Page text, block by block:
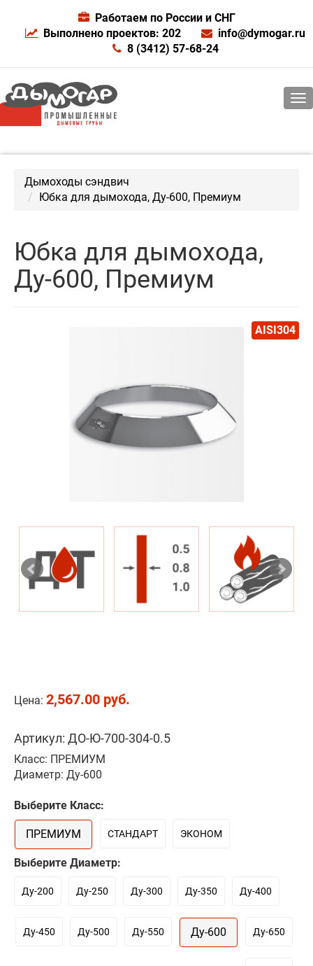
Работаем по России и СНГ
Выполнено проектов: 202
info@dymogar.ru
8 (3412) 57-68-24
Дымоходы сэндвич
Юбка для дымохода, Ду-600, Премиум
Юбка для дымохода,
Ду-600, Премиум
AISI304
Цена: 2,567.00 руб.
Артикул: ДО-Ю-700-304-0.5
Класс: ПРЕМИУМ
Диаметр: Ду-600
Выберите Класс:
ПРЕМИУМ СТАНДАРТ ЭКОНОМ
Выберите Диаметр:
Ду-200 Ду-250 Ду-300 Ду-350 Ду-400
Ду-450 Ду-500 Ду-550 Ду-600 Ду-650